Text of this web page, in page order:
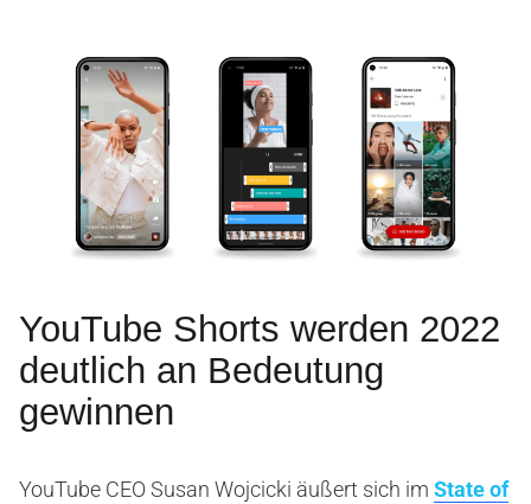
YouTube Shorts werden 2022
deutlich an Bedeutung
gewinnen
YouTube CEO Susan Wojcicki äußert sich im State of